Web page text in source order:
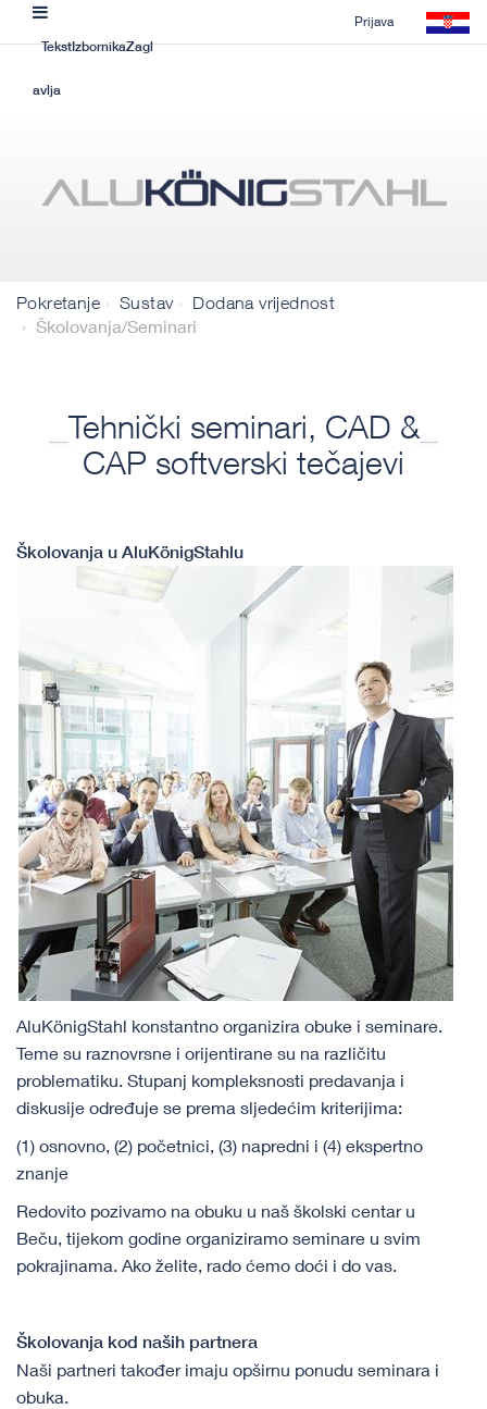
TekstIzbornikaZagl
avlja
Prijava
Pokretanje Sustav Dodana vrijednost
Školovanja/Seminari
Tehnički seminari, CAD &
CAP softverski tečajevi
​​​​​​​​Školovanja u AluKönigStahlu
AluKönigStahl konstantno organizira obuke i seminare.
Teme su raznovrsne i orijentirane su na različitu
problematiku. Stupanj kompleksnosti predavanja i
diskusije određuje se prema sljedećim kriterijima:
(1) osnovno, (2) početnici, (3) napredni i (4) ekspertno
znanje
Redovito pozivamo na obuku u naš školski centar u
Beču, tijekom godine organiziramo seminare u svim
pokrajinama. Ako želite, rado ćemo doći i do vas.
Školovanja kod naših partnera
Naši partneri također imaju opširnu ponudu seminara i
obuka.